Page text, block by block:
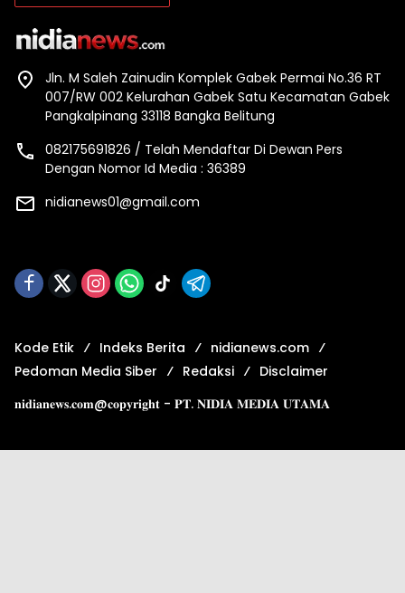
Jln. M Saleh Zainudin Komplek Gabek Permai No.36 RT
007/RW 002 Kelurahan Gabek Satu Kecamatan Gabek
Pangkalpinang 33118 Bangka Belitung
082175691826 / Telah Mendaftar Di Dewan Pers
Dengan Nomor Id Media : 36389
nidianews01@gmail.com
Kode Etik Indeks Berita
nidianews.com
Pedoman Media Siber
Redaksi
Disclaimer
𝐧𝐢𝐝𝐢𝐚𝐧𝐞𝐰𝐬.𝐜𝐨𝐦@𝐜𝐨𝐩𝐲𝐫𝐢𝐠𝐡𝐭 - 𝐏𝐓. 𝐍𝐈𝐃𝐈𝐀 𝐌𝐄𝐃𝐈𝐀 𝐔𝐓𝐀𝐌𝐀